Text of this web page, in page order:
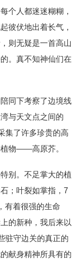
个人都迷迷糊糊，
彼伏地出着长气，
则无疑是一首高山
。真不知神仙们在
同下考察了边境线
与天文点之间的
集了许多珍贵的高
植物——高原芥。
别。不足掌大的植
；叶裂如掌指，7
有着很强的生命
的新种，我后来以
驻守边关的真正的
献身精神所具有的